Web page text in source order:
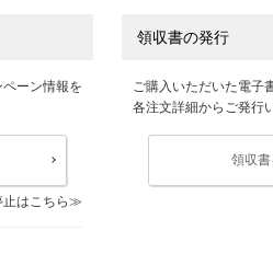
ーン情報を
はこちら
領収書の発行
ご購入いただいた電子
各注文詳細からご発行
領収